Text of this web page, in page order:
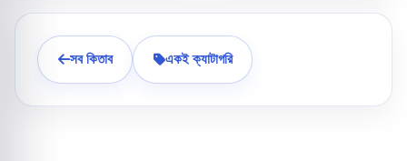
সব কিতাব একই ক্যাটাগরি